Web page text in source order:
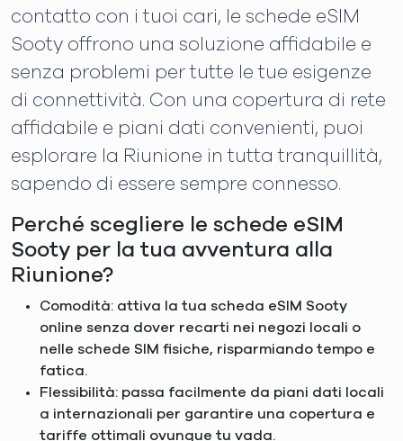
contatto con i tuoi cari, le schede eSIM
Sooty offrono una soluzione affidabile e
senza problemi per tutte le tue esigenze
di connettività. Con una copertura di rete
affidabile e piani dati convenienti, puoi
esplorare la Riunione in tutta tranquillità,
sapendo di essere sempre connesso.
Perché scegliere le schede eSIM
Sooty per la tua avventura alla
Riunione?
Comodità: attiva la tua scheda eSIM Sooty
online senza dover recarti nei negozi locali o
nelle schede SIM fisiche, risparmiando tempo e
fatica.
Flessibilità: passa facilmente da piani dati locali
a internazionali per garantire una copertura e
tariffe ottimali ovunque tu vada.